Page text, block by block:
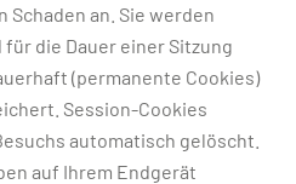
Schaden an. Sie werden
die Dauer einer Sitzung
(permanente Cookies)
Session-Cookies
automatisch gelöscht.
auf Ihrem Endgerät